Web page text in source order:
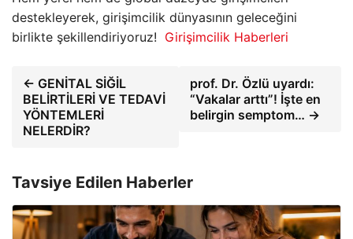
destekleyerek, girişimcilik dünyasının geleceğini
birlikte şekillendiriyoruz! Girişimcilik Haberleri
← GENİTAL SİĞİL
BELİRTİLERİ VE TEDAVİ
YÖNTEMLERİ
NELERDİR?
prof. Dr. Özlü uyardı:
“Vakalar arttı”! İşte en
belirgin semptom… →
Tavsiye Edilen Haberler